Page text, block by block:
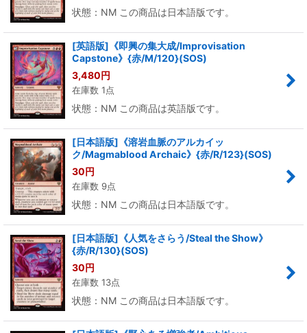
状態：NM この商品は日本語版です。
[英語版]《即興の集大成/Improvisation
Capstone》{赤/M/120}(SOS)
3,480円
在庫数 1点
状態：NM この商品は英語版です。
[日本語版]《溶岩血脈のアルカイッ
ク/Magmablood Archaic》{赤/R/123}(SOS)
30円
在庫数 9点
状態：NM この商品は日本語版です。
[日本語版]《人気をさらう/Steal the Show》
{赤/R/130}(SOS)
30円
在庫数 13点
状態：NM この商品は日本語版です。